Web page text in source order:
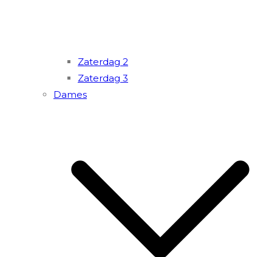
Zaterdag 2
Zaterdag 3
Dames